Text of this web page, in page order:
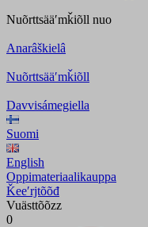
Nuõrttsääʹmǩiõll nuo
Anarâškielâ
Nuõrttsääʹmǩiõll
Davvisámegiella
Suomi
English
Oppimateriaalikauppa
Ǩeeʹrjtõõđ
Vuästtõõzz
0